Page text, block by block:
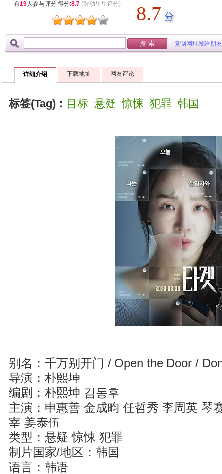
有19人参与评分 得分:8.7 (滑动星星评分) 8.7
复制网址发给朋友
详细介绍 下载地址 网友评论
标签(Tag)： 目标 悬疑 惊悚 犯罪 韩国
别名：千万别开门 / Open the Door /
导演：朴熙坤
编剧：朴熙坤 김동후
主演：申惠善 金成畇 任哲秀 李周英 琴
宰 姜泰伍
类型：悬疑 惊悚 犯罪
制片国家/地区：韩国
语言：韩语